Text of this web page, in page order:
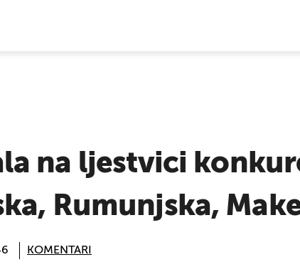
na ljestvici
Rumunjska,
KOMENTARI